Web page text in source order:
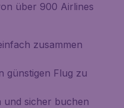
über 900 Airlines
zusammen
günstigen Flug zu
und sicher buchen